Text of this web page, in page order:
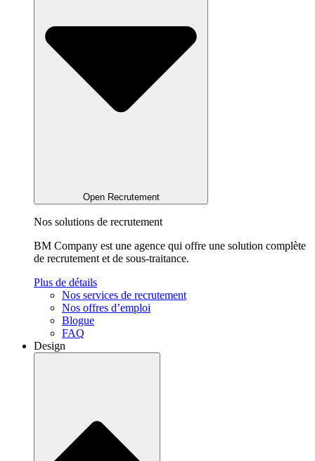
Open Recrutement
Nos solutions de recrutement
BM Company est une agence qui offre une solution complète
de recrutement et de sous-traitance.
Plus de détails
Nos services de recrutement
Nos offres d’emploi
Blogue
FAQ
Design